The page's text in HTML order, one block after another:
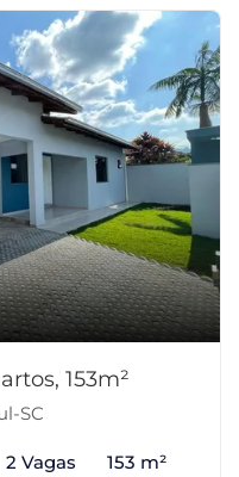
153m²
SC
2 Vagas 153 m²